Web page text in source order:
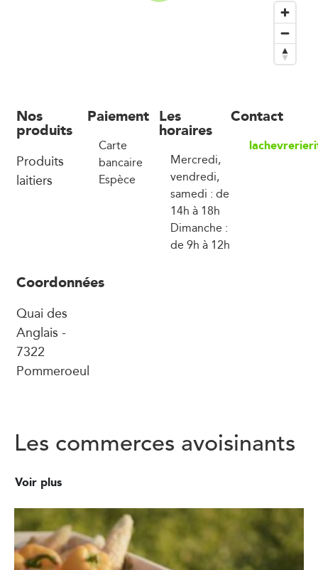
Nos
produits
Produits
laitiers
Paiement
Carte
bancaire
Espèce
Les
horaires
Mercredi,
vendredi,
samedi : de
14h à 18h
Dimanche :
de 9h à 12h
Contact
Coordonnées
Quai des
Anglais -
7322
Pommeroeul
Les commerces avoisinants
Voir plus